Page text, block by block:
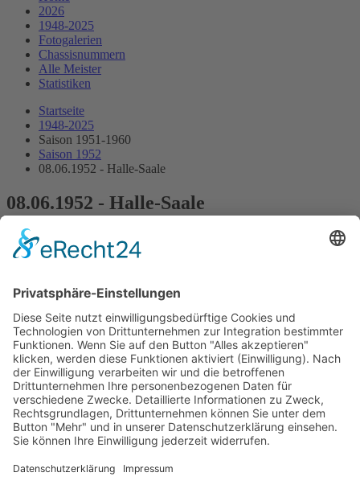
2026
1948-2025
Fotogalerien
Chassisnummern
Alle Meister
Statistiken
Startseite
1948-2025
Saison 1951-1960
Saison 1952
08.06.1952 - Halle-Saale
08.06.1952 - Halle-Saale
2.Lauf DDR-Wagenmeisterschaft Formel III
Alle Ergebnisse:
Nennungsliste
Ergebnis Zeittraining Original Zeitnahme
Startaufstellung
Original Zeitnahme
Ergebnis Rennen
Original Zeitnahme
Impressum